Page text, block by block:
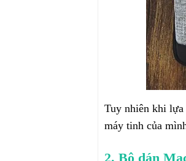
Tuy nhiên khi lựa
máy tinh của
2. Bộ dán